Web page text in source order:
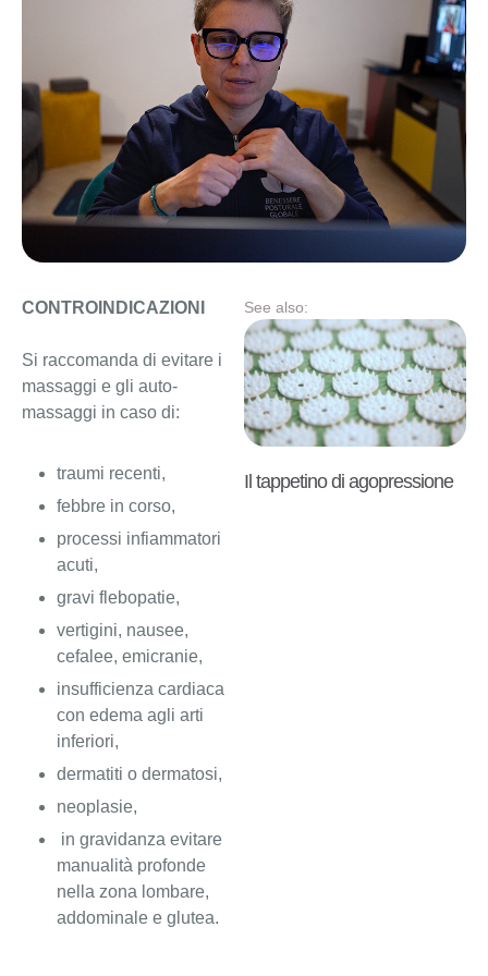
CONTROINDICAZIONI
Si raccomanda di evitare i
massaggi e gli auto-
massaggi in caso di:
traumi recenti,
febbre in corso,
processi infiammatori
acuti,
gravi flebopatie,
vertigini, nausee,
cefalee, emicranie,
insufficienza cardiaca
con edema agli arti
inferiori,
dermatiti o dermatosi,
neoplasie,
in gravidanza evitare
manualità profonde
nella zona lombare,
addominale e glutea.
See also:
Il tappetino di agopressione